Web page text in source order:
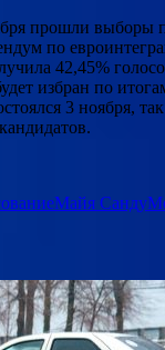
прошли выборы
по
42,45%
избран по
3 ноября,
Майя Санду